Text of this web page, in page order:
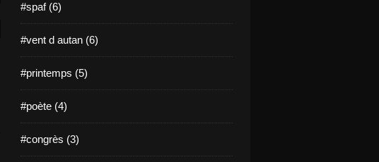
#spaf (6)
#vent d autan (6)
#printemps (5)
#poète (4)
#congrès (3)